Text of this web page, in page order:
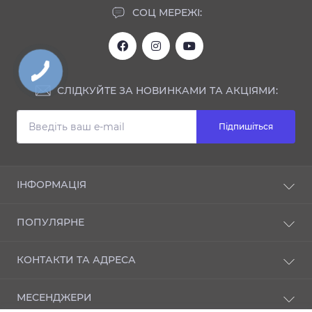
СОЦ МЕРЕЖІ:
СЛІДКУЙТЕ ЗА НОВИНКАМИ ТА АКЦІЯМИ:
Підпишіться
ІНФОРМАЦІЯ
Відгуки
Доставка і оплата
Політика конфеденційності
ПОПУЛЯРНЕ
ІНТЕР'ЄР
КОНТАКТИ ТА АДРЕСА
МЕСЕНДЖЕРИ